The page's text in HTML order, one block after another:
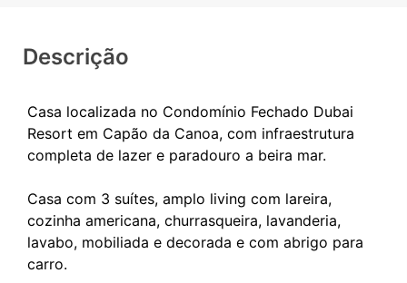
Descrição
Casa localizada no Condomínio Fechado Dubai
Resort em Capão da Canoa, com infraestrutura
completa de lazer e paradouro a beira mar.
Casa com 3 suítes, amplo living com lareira,
cozinha americana, churrasqueira, lavanderia,
lavabo, mobiliada e decorada e com abrigo para